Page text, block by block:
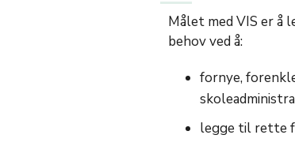
Målet med VIS er å
behov ved å:
fornye,
legge til rette